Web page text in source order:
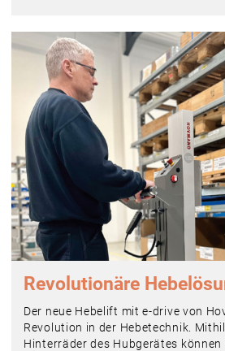
Revolutionäre
Der neue Hebelift mit e-drive von
Revolution in der Hebetechnik.
Hinterräder des Hubgerätes können